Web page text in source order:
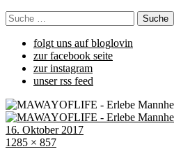
folgt uns auf bloglovin
zur facebook seite
zur instagram
unser rss feed
16. Oktober 2017
1285 × 857